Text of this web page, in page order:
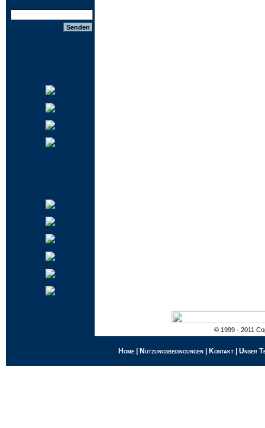
© 1999 - 2011
Home Nutzungsbedingungen Kontakt Unser